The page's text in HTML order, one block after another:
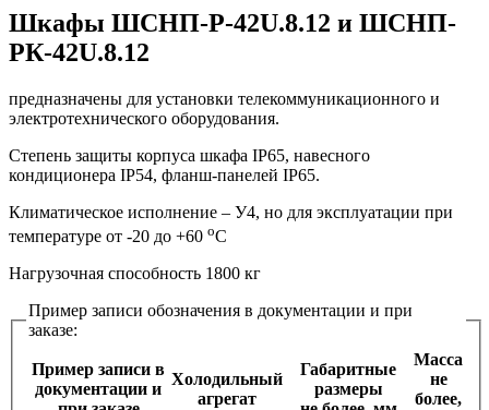
Шкафы ШСНП-Р-42U.8.12 и ШСНП-
РК-42U.8.12
предназначены для установки телекоммуникационного и
электротехнического оборудования.
Степень защиты корпуса шкафа IP65, навесного
кондиционера IP54, фланш-панелей IP65.
Климатическое исполнение – У4, но для эксплуатации при
температуре от -20 до +60 oС
Нагрузочная способность 1800 кг
Пример записи обозначения в документации и при
заказе:
Пример записи в
документации и
Холодильный
агрегат
Габаритные
размеры
Масса
не
более,